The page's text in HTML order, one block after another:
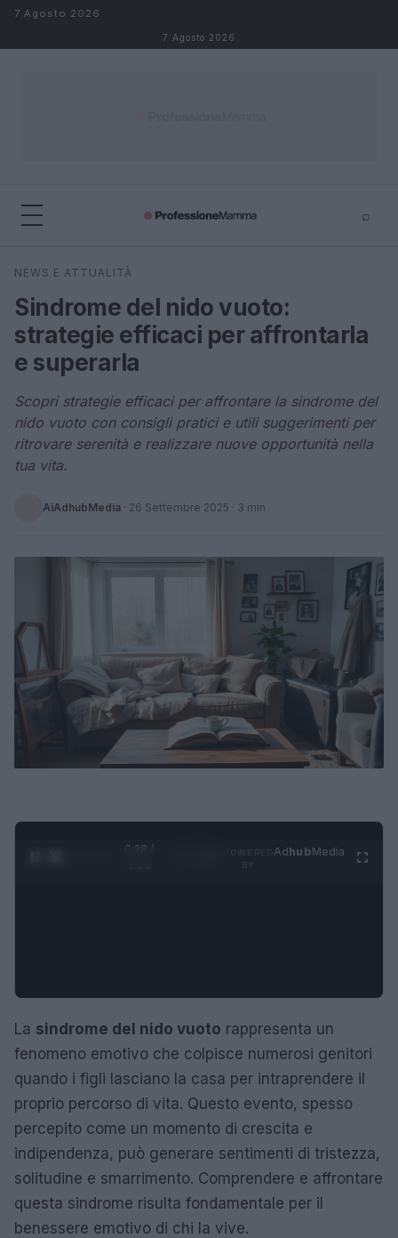
Salta al contenuto
7 Agosto 2026
7 Agosto 2026
⌕
Cerca
NEWS E ATTUALITÀ
Sindrome del nido vuoto:
strategie efficaci per affrontarla
e superarla
Scopri strategie efficaci per affrontare la sindrome del
nido vuoto con consigli pratici e utili suggerimenti per
ritrovare serenità e realizzare nuove opportunità nella
tua vita.
AiAdhubMedia · 26 Settembre 2025 · 3 min
0:29 /
AdhubMedia
La sindrome del nido vuoto rappresenta un
fenomeno emotivo che colpisce numerosi genitori
quando i figli lasciano la casa per intraprendere il
proprio percorso di vita. Questo evento, spesso
percepito come un momento di crescita e
indipendenza, può generare sentimenti di tristezza,
solitudine e smarrimento. Comprendere e affrontare
questa sindrome risulta fondamentale per il
benessere emotivo di chi la vive.